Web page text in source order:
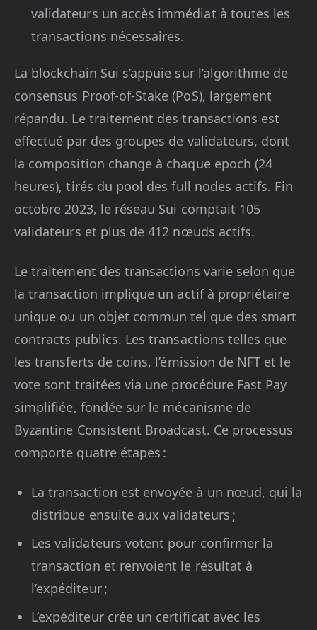
validateurs un accès immédiat à toutes les
transactions nécessaires.
La blockchain Sui s’appuie sur l’algorithme de
consensus Proof-of-Stake (PoS), largement
répandu. Le traitement des transactions est
effectué par des groupes de validateurs, dont
la composition change à chaque epoch (24
heures), tirés du pool des full nodes actifs. Fin
octobre 2023, le réseau Sui comptait 105
validateurs et plus de 412 nœuds actifs.
Le traitement des transactions varie selon que
la transaction implique un actif à propriétaire
unique ou un objet commun tel que des smart
contracts publics. Les transactions telles que
les transferts de coins, l’émission de NFT et le
vote sont traitées via une procédure Fast Pay
simplifiée, fondée sur le mécanisme de
Byzantine Consistent Broadcast. Ce processus
comporte quatre étapes :
La transaction est envoyée à un nœud, qui la
distribue ensuite aux validateurs ;
Les validateurs votent pour confirmer la
transaction et renvoient le résultat à
l’expéditeur ;
L’expéditeur crée un certificat avec les